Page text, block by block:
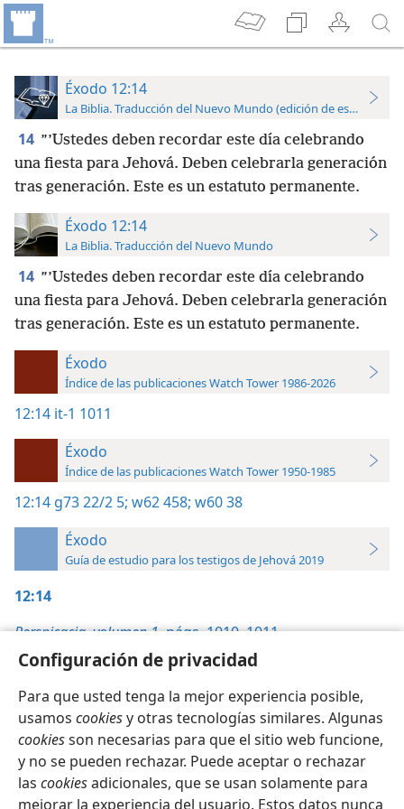
Configuración de privacidad
Para que usted tenga la mejor experiencia posible,
usamos cookiesy otras tecnologías similares. Algunas
cookiesson necesarias para que el sitio web funcione,
y no se pueden rechazar. Puede aceptar o rechazar
las cookiesadicionales, que se usan solamente para
mejorar la experiencia del usuario. Estos datos nunca
Éxodo 12:14
La Biblia. Traducción del Nuevo Mundo (edición de estudio)
14 ”’Ustedes deben recordar este día celebrando
una fiesta para Jehová. Deben celebrarla generación
tras generación. Este es un estatuto permanente.
Éxodo 12:14
La Biblia. Traducción del Nuevo Mundo
14 ”’Ustedes deben recordar este día celebrando
una fiesta para Jehová. Deben celebrarla generación
tras generación. Este es un estatuto permanente.
Éxodo
Índice de las publicaciones Watch Tower 1986-2026
12:14 it-1 1011
Éxodo
Índice de las publicaciones Watch Tower 1950-1985
12:14 g73 22/2 5; w62 458; w60 38
Éxodo
Guía de estudio para los testigos de Jehová 2019
12:14
Perspicacia, volumen 1,págs. 1010, 1011
Español Configuración
Copyright© 2026 Watch Tower Bible and Tract Society of Pennsylvania
Condiciones de uso
Política de privacidad
Configuración de privacidad
JW.ORG Iniciar sesión